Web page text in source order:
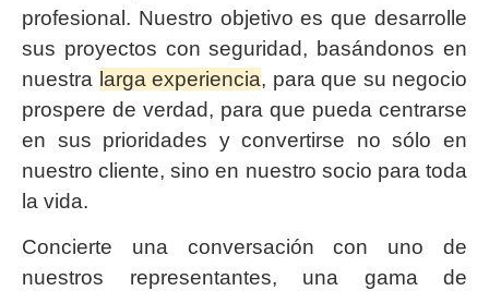
profesional. Nuestro objetivo es que desarrolle
sus proyectos con seguridad, basándonos en
nuestra larga experiencia, para que su negocio
prospere de verdad, para que pueda centrarse
en sus prioridades y convertirse no sólo en
nuestro cliente, sino en nuestro socio para toda
la vida.
Concierte una conversación con uno de
nuestros representantes, una gama de